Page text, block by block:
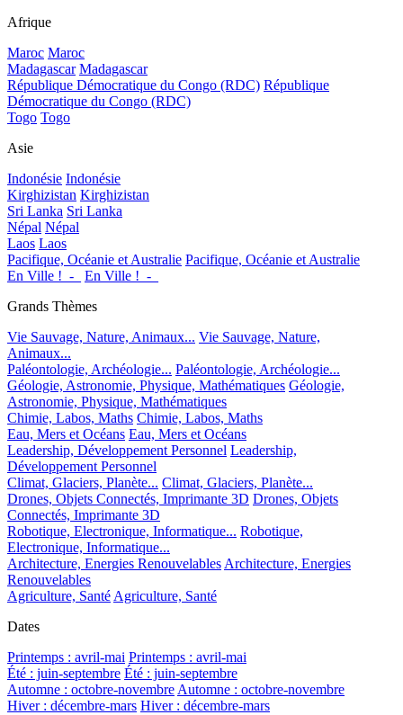
Afrique
Maroc Maroc
Madagascar Madagascar
République Démocratique du Congo (RDC) République
Démocratique du Congo (RDC)
Togo Togo
Asie
Indonésie Indonésie
Kirghizistan Kirghizistan
Sri Lanka Sri Lanka
Népal Népal
Laos Laos
Pacifique, Océanie et Australie Pacifique, Océanie et Australie
En Ville !_-_
En Ville !_-_
Grands Thèmes
Vie Sauvage, Nature, Animaux... Vie Sauvage, Nature,
Animaux...
Paléontologie, Archéologie... Paléontologie, Archéologie...
Géologie, Astronomie, Physique, Mathématiques Géologie,
Astronomie, Physique, Mathématiques
Chimie, Labos, Maths Chimie, Labos, Maths
Eau, Mers et Océans Eau, Mers et Océans
Leadership, Développement Personnel Leadership,
Développement Personnel
Climat, Glaciers, Planète... Climat, Glaciers, Planète...
Drones, Objets Connectés, Imprimante 3D Drones, Objets
Connectés, Imprimante 3D
Robotique, Electronique, Informatique... Robotique,
Electronique, Informatique...
Architecture, Energies Renouvelables Architecture, Energies
Renouvelables
Agriculture, Santé Agriculture, Santé
Dates
Printemps : avril-mai Printemps : avril-mai
Été : juin-septembre Été : juin-septembre
Automne : octobre-novembre Automne : octobre-novembre
Hiver : décembre-mars Hiver : décembre-mars